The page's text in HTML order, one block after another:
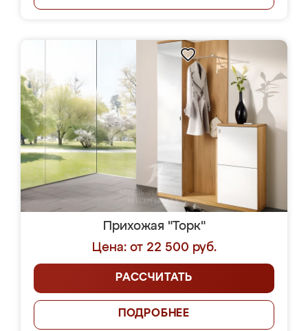
Прихожая "Торк"
Цена: от 22 500 руб.
РАССЧИТАТЬ
ПОДРОБНЕЕ